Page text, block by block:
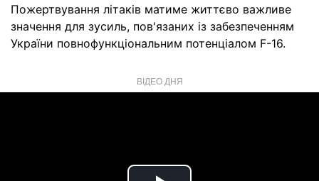
Пожертвування літаків матиме життєво важливе
значення для зусиль, пов'язаних із забезпеченням
України повнофункціональним потенціалом F-16.
ВІДЕО ДНЯ